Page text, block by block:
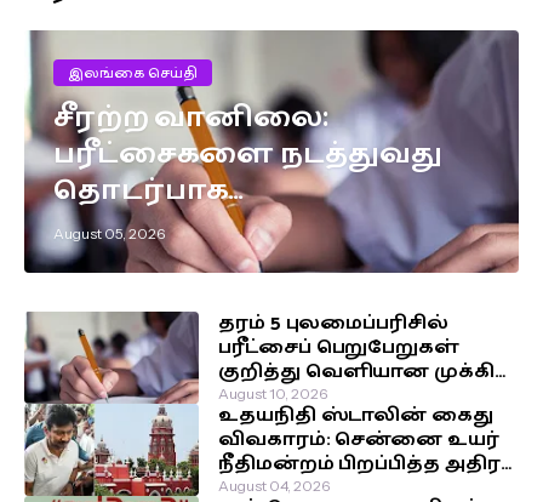
இலங்கை செய்தி
சீரற்ற வானிலை:
பரீட்சைகளை நடத்துவது
தொடர்பாக
எடுக்கப்பட்டுள்ள முக்கிய
தீர்மானம்!
August 05, 2026
தரம் 5 புலமைப்பரிசில்
பரீட்சைப் பெறுபேறுகள்
குறித்து வெளியான முக்கிய
அறிவிப்பு!
August 10, 2026
உதயநிதி ஸ்டாலின் கைது
விவகாரம்: சென்னை உயர்
நீதிமன்றம் பிறப்பித்த அதிரடி
உத்தரவு!
August 04, 2026